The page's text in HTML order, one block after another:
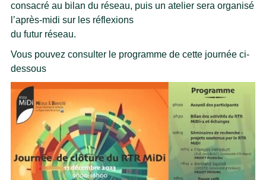
consacré au bilan du réseau, puis un atelier sera organisé
l’après-midi sur les réflexions
du futur réseau.
Vous pouvez consulter le programme de cette journée ci-
dessous